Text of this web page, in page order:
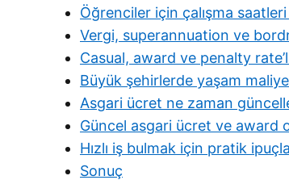
Öğrenciler için çalışma
Vergi, superannuation ve
Casual, award ve penalty
Büyük şehirlerde yaşam
Asgari ücret ne zaman
Güncel asgari ücret ve award
Hızlı iş bulmak için pratik
Sonuç